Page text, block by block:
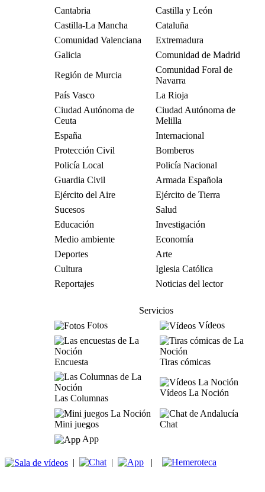
Cantabria
Castilla y León
Castilla-La Mancha
Cataluña
Comunidad Valenciana
Extremadura
Galicia
Comunidad de Madrid
Región de Murcia
Comunidad Foral de
Navarra
País Vasco
La Rioja
Ciudad Autónoma de
Ceuta
Ciudad Autónoma de
Melilla
España
Internacional
Protección Civil
Bomberos
Policía Local
Policía Nacional
Guardia Civil
Armada Española
Ejército del Aire
Ejército de Tierra
Sucesos
Salud
Educación
Investigación
Medio ambiente
Economía
Deportes
Arte
Cultura
Iglesia Católica
Reportajes
Noticias del lector
Servicios
Fotos
Vídeos
Encuesta Tiras cómicas
Las Columnas
Vídeos La Noción
Mini juegos
Chat
App
| | |